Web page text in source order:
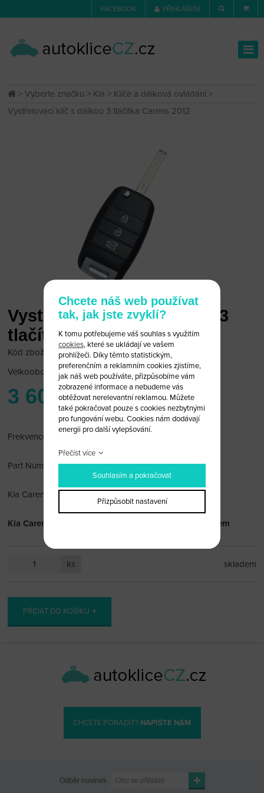
FACEBOOK PŘIHLÁŠENÍ
>Vyberte značku > Kia > Klíče a dálková ovládání>
Vystřelovací klíč s dálkou 3 tlačítka Carens 2012
Vystřelovací klíč s dálkou 3
tlačítka Carens 2012
Kód zboží: KD/A4200
Velkoobchodní cena:po přihlášení
3 600 Kč
Frekvence: 433Mhz
Part Number: 95430-A4200
Kia Carens 2012
Kia Carens kompletní vystřelovací klíč s dálkou a čipem
ks skladem
PŘIDAT DO KOŠÍKU
CHCETE PORADIT? NAPIŠTE NÁM
Odběr novinek
Chcete náš web používat
tak, jak jste zvyklí?
K tomu potřebujeme váš souhlas s využitím
cookies, které se ukládají ve vašem
prohlížeči. Díky těmto statistickým,
preferenčním a reklamním cookies zjistíme,
jak náš web používáte, přizpůsobíme vám
zobrazené informace a nebudeme vás
obtěžovat nerelevantní reklamou. Můžete
také pokračovat pouze s cookies nezbytnými
pro fungování webu. Cookies nám dodávají
energii pro další vylepšování.
Přečíst více
Souhlasím a pokračovat
Přizpůsobit nastavení